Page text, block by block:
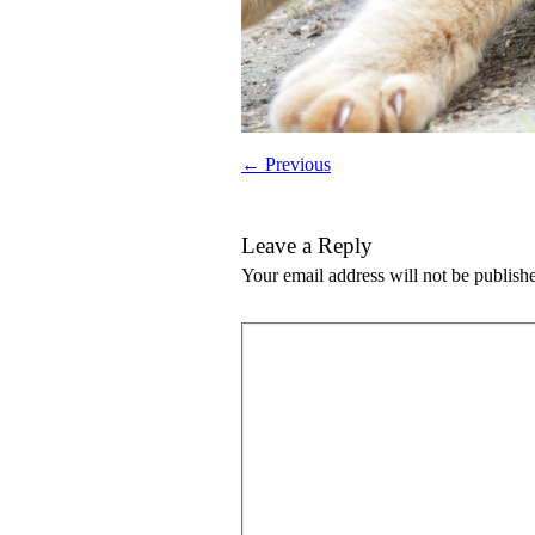
← Previous
Leave a Reply
Your email address will not be